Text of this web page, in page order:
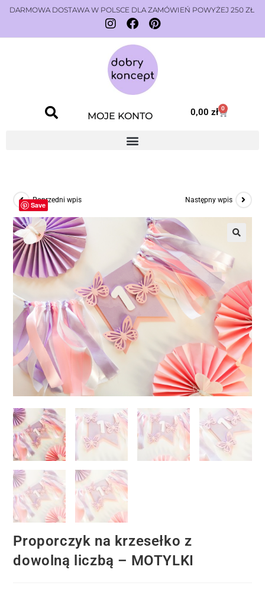
DARMOWA DOSTAWA W POLSCE DLA ZAMÓWIEŃ POWYŻEJ 250 ZŁ
MOJE KONTO 0,00zł 0
Poprzedni wpis Następny wpis
Save
Proporczyk na krzesełko z
dowolną liczbą – MOTYLKI